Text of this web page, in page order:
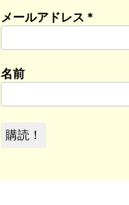
メールアドレス *
名前